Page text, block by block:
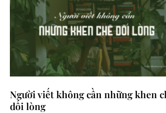
Người viết không cần những khen
dối lòng